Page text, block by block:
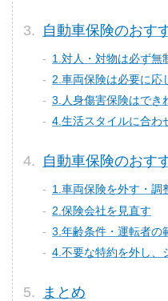
自動車保険のおす
1.対人・対物は必ず無
2.車両保険は必要に応
3.人身傷害保険はでき
4.生活スタイルに合わ
自動車保険のおす
1.車両保険を外す・調
2.保険会社を見直す
3.年齢条件・運転者の
4.不要な特約を外し、
まとめ